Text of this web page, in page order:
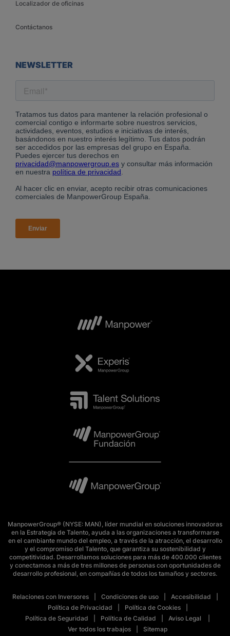
Localizador de oficinas
Contáctanos
NEWSLETTER
ManpowerGroup® (NYSE: MAN), líder mundial en soluciones innovadoras
en la Estrategia de Talento, ayuda a las organizaciones a transformarse
en el cambiante mundo del empleo, a través de la atracción, el desarrollo
y el compromiso del Talento, que garantiza su sostenibilidad y
competitividad. Desarrollamos soluciones para más de 400.000 clientes
y conectamos a más de tres millones de personas con oportunidades de
desarrollo profesional, en compañías de todos los tamaños y sectores.
Relaciones con Inversores Condiciones de uso
Accesibilidad
Política de Privacidad
Política de Cookies
Política de Seguridad
Política de Calidad
Aviso Legal
Ver todos los trabajos
Sitemap